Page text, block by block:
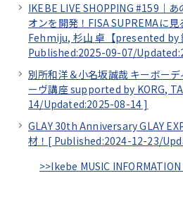
IKEBE LIVE SHOPPING #159｜
オンを開発！FISA SUPREMAに
Fehmiju, 杉山 卓【presented by
Published:2025-09-07/
別所和洋＆小名坂誠哉 キーボー
ーヴ講座 supported by KORG,
14/Updated:2025-08-14 ]
GLAY 30th Anniversary GLAY
材！[ Published:2024-12-23/
>>Ikebe MUSIC